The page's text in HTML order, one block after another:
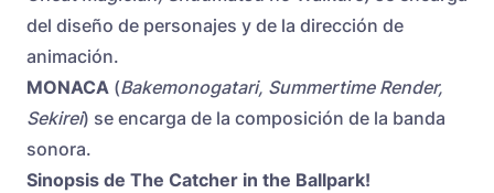
del diseño de personajes y de la dirección de
animación.
MONACA (Bakemonogatari, Summertime Render,
Sekirei) se encarga de la composición de la banda
sonora.
Sinopsis de The Catcher in the Ballpark!